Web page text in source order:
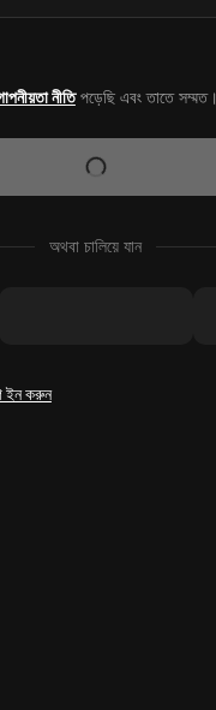
নীতিপড়েছি এবং তাতে সম্মত।
অথবা চালিয়ে যান
ইন করুন